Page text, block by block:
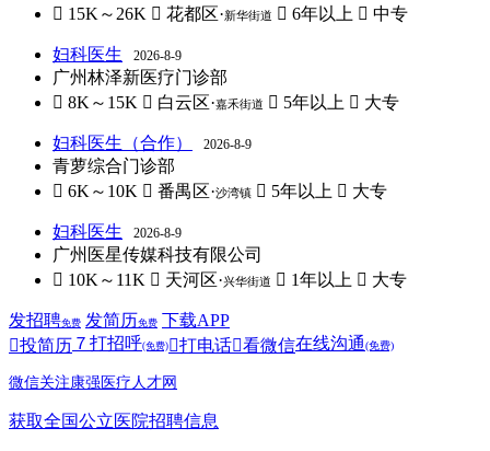
 15K～26K  花都区·新华街道  6年以上  中专
妇科医生 2026-8-9
广州林泽新医疗门诊部
 8K～15K  白云区·嘉禾街道  5年以上  大专
妇科医生（合作） 2026-8-9
青萝综合门诊部
 6K～10K  番禺区·沙湾镇  5年以上  大专
妇科医生 2026-8-9
广州医星传媒科技有限公司
 10K～11K  天河区·兴华街道  1年以上  大专
发招聘免费 发简历免费 下载APP
投简历 ７ 打招呼(免费) 打电话看微信在线沟通(免费)
微信关注康强医疗人才网
获取全国公立医院招聘信息